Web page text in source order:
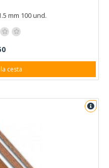
mm 100 und.
cesta